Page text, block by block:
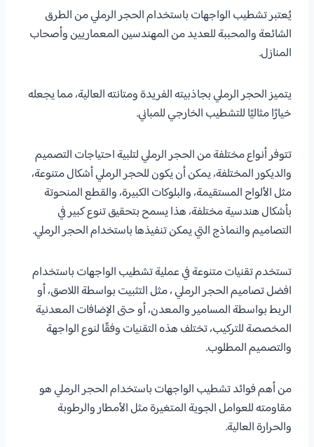
يُعتبر تشطيب الواجهات باستخدام الحجر الرملي من الطرق
الشائعة والمحببة للعديد من المهندسين المعماريين وأصحاب
المنازل.
يتميز الحجر الرملي بجاذبيته الفريدة ومتانته العالية، مما يجعله
خيارًا مثاليًا للتشطيب الخارجي للمباني.
تتوفر أنواع مختلفة من الحجر الرملي لتلبية احتياجات التصميم
والديكور المختلفة، يمكن أن يكون للحجر الرملي أشكال متنوعة،
مثل الألواح المستقيمة، والبلوكات الكبيرة، والقطع المنحوتة
بأشكال هندسية مختلفة، هذا يسمح بتحقيق تنوع كبير في
التصاميم والنماذج التي يمكن تنفيذها باستخدام الحجر الرملي.
تستخدم تقنيات متنوعة في عملية تشطيب الواجهات باستخدام
افضل تصاميم الحجر الرملي ، مثل التثبيت بواسطة اللاصق، أو
الربط بواسطة المسامير والمعدن، أو حتى الإضافات المعدنية
المخصصة للتركيب، تختلف هذه التقنيات وفقًا لنوع الواجهة
والتصميم المطلوب.
من أهم فوائد تشطيب الواجهات باستخدام الحجر الرملي هو
مقاومته للعوامل الجوية المتغيرة مثل الأمطار والرطوبة
والحرارة العالية.